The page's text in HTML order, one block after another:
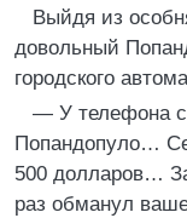
Выйдя из
довольный
городского
— У телефона
Попандопуло…
500 долларов…
раз обманул